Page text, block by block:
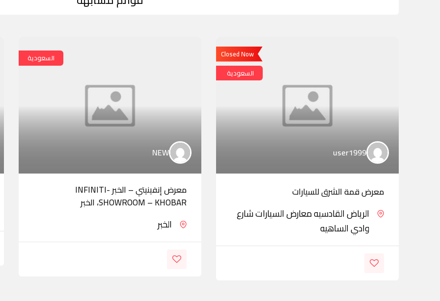
Closed Now
السعودية
user1999
معرض قمة الشرق للسيارات
الرياض القادسيه معارض السيارات شارع
وادي الساهيه
السعودية
NEW
معرض إنفينيتي – الخبر -INFINITI
SHOWROOM – KHOBAR، الخبر
الخبر